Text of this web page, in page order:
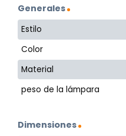
Generales
Estilo
Color
Material
peso de la lámpara
Dimensiones